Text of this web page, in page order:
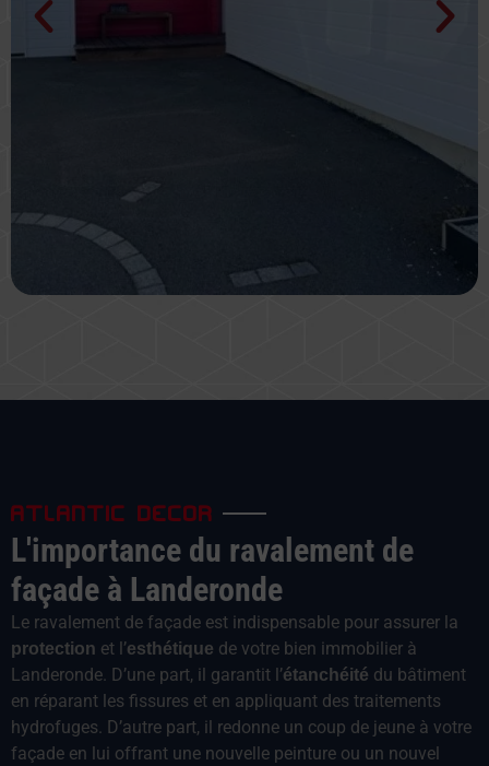
ATLANTIC DECOR
L'importance du ravalement de
façade à Landeronde
Le ravalement de façade est indispensable pour assurer la
protection et l’esthétique de votre bien immobilier à
Landeronde. D’une part, il garantit l’étanchéité du bâtiment
en réparant les fissures et en appliquant des traitements
hydrofuges. D’autre part, il redonne un coup de jeune à votre
façade en lui offrant une nouvelle peinture ou un nouvel